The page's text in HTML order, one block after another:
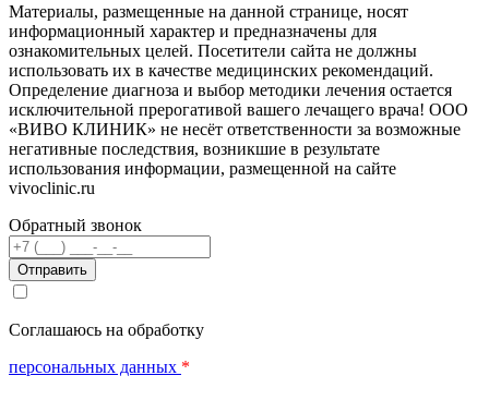
Материалы, размещенные на данной странице, носят
информационный характер и предназначены для
ознакомительных целей. Посетители сайта не должны
использовать их в качестве медицинских рекомендаций.
Определение диагноза и выбор методики лечения остается
исключительной прерогативой вашего лечащего врача! ООО
«ВИВО КЛИНИК» не несёт ответственности за возможные
негативные последствия, возникшие в результате
использования информации, размещенной на сайте
vivoclinic.ru
Обратный звонок
Телефон
Соглашаюсь на обработку
персональных данных *